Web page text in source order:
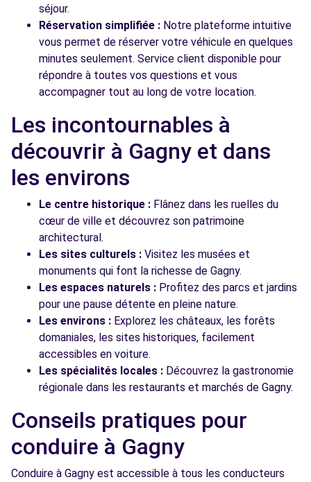
séjour.
Réservation simplifiée : Notre plateforme intuitive
vous permet de réserver votre véhicule en quelques
minutes seulement. Service client disponible pour
répondre à toutes vos questions et vous
accompagner tout au long de votre location.
Les incontournables à
découvrir à Gagny et dans
les environs
Le centre historique : Flânez dans les ruelles du
cœur de ville et découvrez son patrimoine
architectural.
Les sites culturels : Visitez les musées et
monuments qui font la richesse de Gagny.
Les espaces naturels : Profitez des parcs et jardins
pour une pause détente en pleine nature.
Les environs : Explorez les châteaux, les forêts
domaniales, les sites historiques, facilement
accessibles en voiture.
Les spécialités locales : Découvrez la gastronomie
régionale dans les restaurants et marchés de Gagny.
Conseils pratiques pour
conduire à Gagny
Conduire à Gagny est accessible à tous les conducteurs